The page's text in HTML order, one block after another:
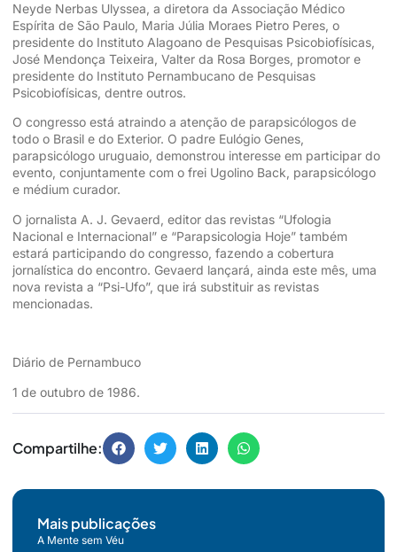
Neyde Nerbas Ulyssea, a diretora da Associação Médico
Espírita de São Paulo, Maria Júlia Moraes Pietro Peres, o
presidente do Instituto Alagoano de Pesquisas Psicobiofísicas,
José Mendonça Teixeira, Valter da Rosa Borges, promotor e
presidente do Instituto Pernambucano de Pesquisas
Psicobiofísicas, dentre outros.
O congresso está atraindo a atenção de parapsicólogos de
todo o Brasil e do Exterior. O padre Eulógio Genes,
parapsicólogo uruguaio, demonstrou interesse em participar do
evento, conjuntamente com o frei Ugolino Back, parapsicólogo
e médium curador.
O jornalista A. J. Gevaerd, editor das revistas “Ufologia
Nacional e Internacional” e “Parapsicologia Hoje” também
estará participando do congresso, fazendo a cobertura
jornalística do encontro. Gevaerd lançará, ainda este mês, uma
nova revista a “Psi-Ufo”, que irá substituir as revistas
mencionadas.
Diário de Pernambuco
1 de outubro de 1986.
Compartilhe:
Mais publicações
A Mente sem Véu